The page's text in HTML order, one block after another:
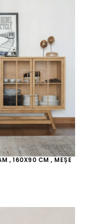
, 160X90 CM , MEŞE